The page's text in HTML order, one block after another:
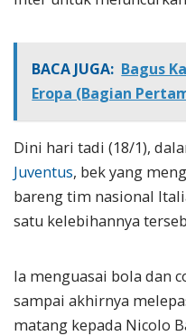
BACA JUGA: Bagus
Eropa (Bagian
Dini hari tadi (18/1),
Juventus, bek yang
bareng tim nasional
satu kelebihannya
Ia menguasai bola dan
sampai akhirnya
matang kepada Nicolo